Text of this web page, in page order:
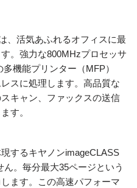
、活気あふれるオフィスに最
。強力な800MHzプロセッサ
機能プリンター（MFP）
スに処理します。高品質な
キャン、ファックスの送信
す。
するキヤノンimageCLASS
。毎分最大35ページという
ます。この高速パフォーマ